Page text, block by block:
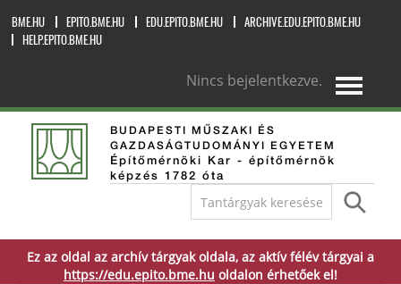
BME.HU EPITO.BME.HU EDU.EPITO.BME.HU
ARCHIVE.EDU.EPITO.BME.HU
HELP.EPITO.BME.HU
Nincs bejelentkezve.
BUDAPESTI MŰSZAKI ÉS
GAZDASÁGTUDOMÁNYI EGYETEM
Építőmérnöki Kar - építőmérnök
képzés 1782 óta
Ez az oldal az archív tárgyak oldala, az aktív félév tárgyai a
https://edu.epito.bme.hu oldalon érhetőek el!